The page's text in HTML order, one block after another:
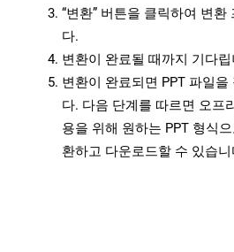
“변환” 버튼을 클릭하여 변환
다.
변환이 완료될 때까지 기다립
변환이 완료되면 PPT 파일
다. 다음 단계를 따르면 오프
용을 위해 원하는 PPT 형식
환하고 다운로드할 수 있습니